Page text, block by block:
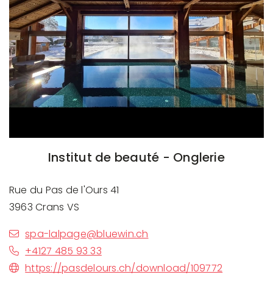
Institut de beauté - Onglerie
Rue du Pas de l'Ours 41
3963 Crans VS
spa-lalpage@bluewin.ch
+4127 485 93 33
https://pasdelours.ch/download/109772